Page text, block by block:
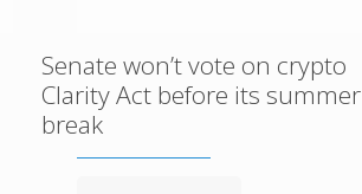
Senate won’t vote on crypto
Clarity Act before its summer
break